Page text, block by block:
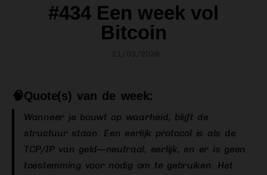
#434 Een week vol
Bitcoin
21/03/2026
🧠Quote(s) van de week:
Wanneer je bouwt op waarheid, blijft de
structuur staan. Een eerlijk protocol is als de
TCP/IP van geld—neutraal, eerlijk, en er is geen
toestemming voor nodig om te gebruiken. Het